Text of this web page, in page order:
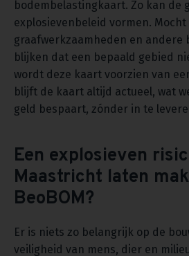
bodembelastingkaart. Zo kan de
explosievenbeleid vormen. Mocht
graafwerkzaamheden en andere
blijken dat een bepaald gebied
wordt deze kaart voorzien van
blijft de kaart altijd actueel, wat
geld bespaart, zónder in te
Een explosieven
Maastricht laten
BeoBOM?
Er is niets zo belangrijk op de
veiligheid van mens, dier en